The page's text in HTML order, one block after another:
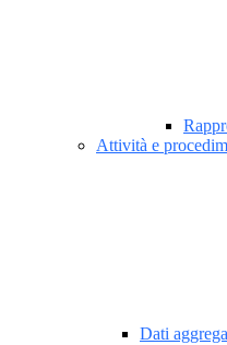
Attività e
Dati